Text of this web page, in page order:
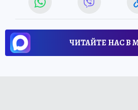
ЧИТАЙТЕ НАС В